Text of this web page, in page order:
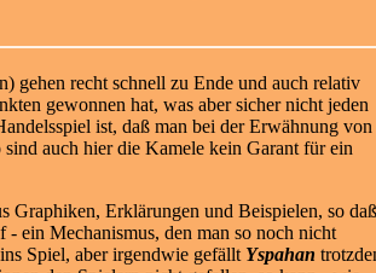
gehen recht schnell zu Ende und auch relativ
gewonnen hat, was aber sicher nicht jeden
ist, daß man bei der Erwähnung von
sind auch hier die Kamele kein Garant für ein
Graphiken, Erklärungen und Beispielen, so daß
ein Mechanismus, den man so noch nicht
Spiel, aber irgendwie gefällt Yspahan